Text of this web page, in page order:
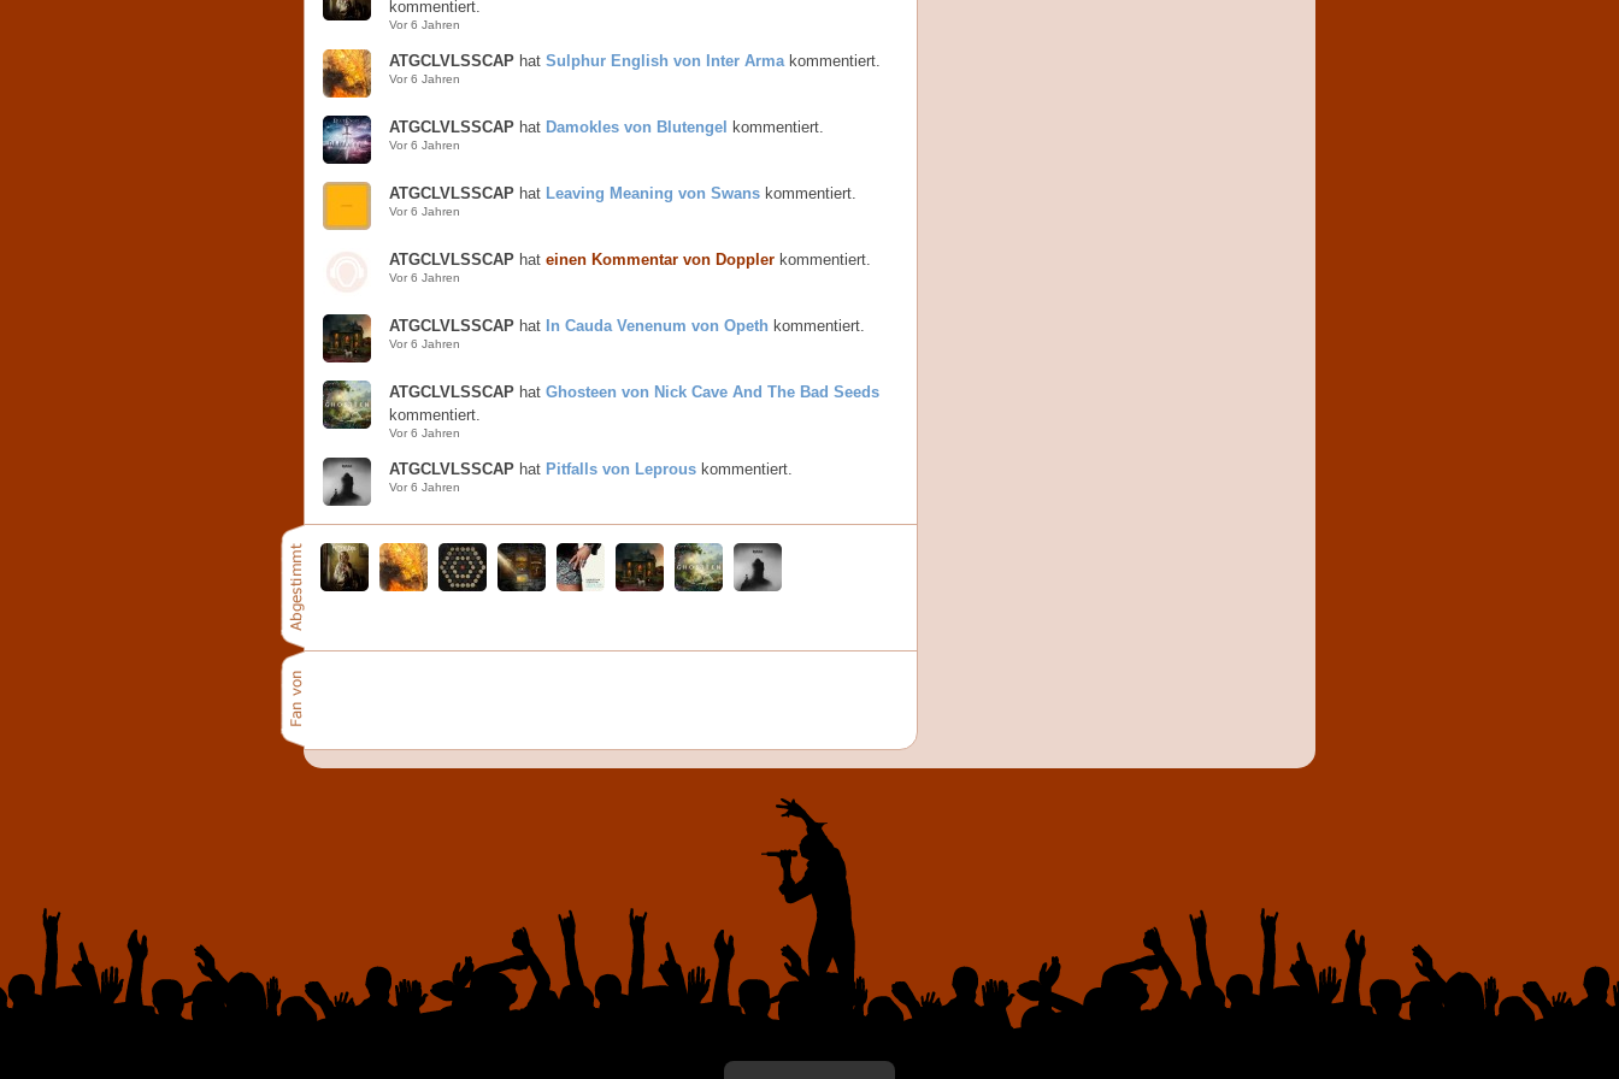
kommentiert.
Vor 6 Jahren
ATGCLVLSSCAP hat Sulphur English von Inter Armakommentiert.
Vor 6 Jahren
ATGCLVLSSCAP hat Damokles von Blutengel kommentiert.
Vor 6 Jahren
ATGCLVLSSCAP hat Leaving Meaning von Swans kommentiert.
Vor 6 Jahren
ATGCLVLSSCAP hat einen Kommentar von Doppler kommentiert.
Vor 6 Jahren
ATGCLVLSSCAP hat In Cauda Venenum von Opeth kommentiert.
Vor 6 Jahren
ATGCLVLSSCAP hat Ghosteen von Nick Cave And The Bad Seeds
kommentiert.
Vor 6 Jahren
ATGCLVLSSCAP hat Pitfalls von Leprous kommentiert.
Vor 6 Jahren